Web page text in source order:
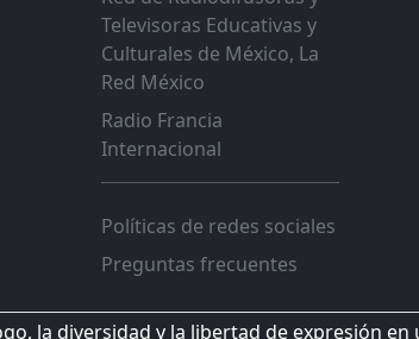
Televisoras Educativas y
Culturales de México, La
Red México
Radio Francia
Internacional
Políticas de redes sociales
Preguntas frecuentes
la diversidad y la libertad de expresión